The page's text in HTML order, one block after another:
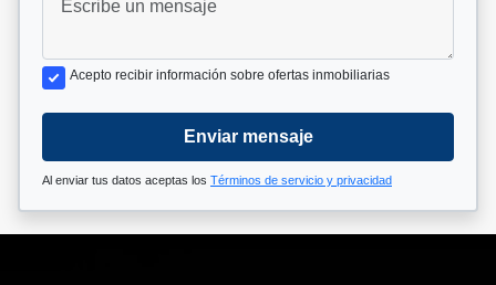
Acepto recibir información sobre ofertas inmobiliarias
Enviar mensaje
Al enviar tus datos aceptas los Términos de servicio y privacidad